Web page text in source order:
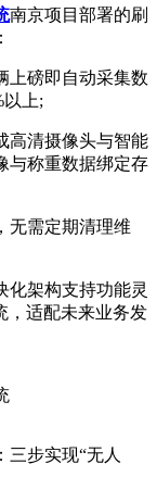
南京项目部署的刷
磅即自动采集数
以上;
高清摄像头与智能
与称重数据绑定存
需定期清理维
化架构支持功能灵
，适配未来业务发
三步实现“无人